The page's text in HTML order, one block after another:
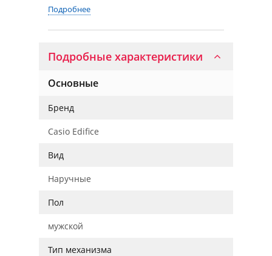
Подробнее
Подробные характеристики
Основные
Бренд
Casio Edifice
Вид
Наручные
Пол
мужской
Тип механизма